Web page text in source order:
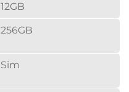
12GB
256GB
Sim